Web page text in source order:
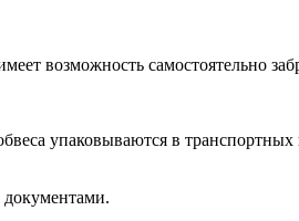
возможность самостоятельно
упаковываются в
документами.